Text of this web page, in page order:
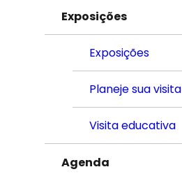
Exposições
Exposições
Planeje sua visita
Visita educativa
Agenda